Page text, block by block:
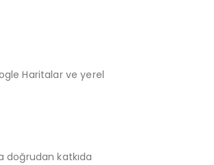
Haritalar ve yerel
doğrudan katkıda